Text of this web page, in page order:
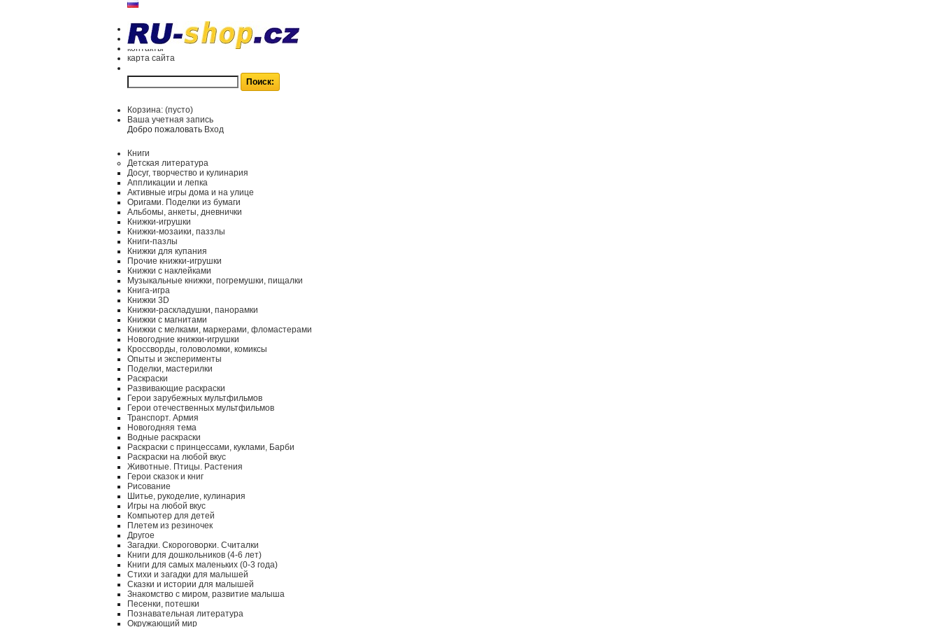
контакты
карта сайта
Корзина: (пусто)
Ваша учетная запись
Добро пожаловать Вход
Книги
Детская литература
Досуг, творчество и кулинария
Аппликации и лепка
Активные игры дома и на улице
Оригами. Поделки из бумаги
Альбомы, анкеты, дневнички
Книжки-игрушки
Книжки-мозаики, паззлы
Книги-пазлы
Книжки для купания
Прочие книжки-игрушки
Книжки с наклейками
Музыкальные книжки, погремушки, пищалки
Книга-игра
Книжки 3D
Книжки-раскладушки, панорамки
Книжки с магнитами
Книжки с мелками, маркерами, фломастерами
Новогодние книжки-игрушки
Кроссворды, головоломки, комиксы
Опыты и эксперименты
Поделки, мастерилки
Раскраски
Развивающие раскраски
Герои зарубежных мультфильмов
Герои отечественных мультфильмов
Транспорт. Армия
Новогодняя тема
Водные раскраски
Раскраски с принцессами, куклами, Барби
Раскраски на любой вкус
Животные. Птицы. Растения
Герои сказок и книг
Рисование
Шитье, рукоделие, кулинария
Игры на любой вкус
Компьютер для детей
Плетем из резиночек
Другое
Загадки. Скороговорки. Считалки
Книги для дошкольников (4-6 лет)
Книги для самых маленьких (0-3 года)
Стихи и загадки для малышей
Сказки и истории для малышей
Знакомство с миром, развитие малыша
Песенки, потешки
Познавательная литература
Окружающий мир